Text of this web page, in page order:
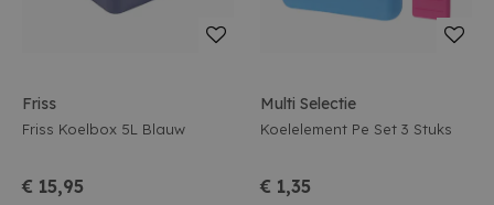
Friss
Friss Koelbox 5L Blauw
€ 15,95
Multi Selectie
Koelelement Pe Set 3 Stuks
€ 1,35